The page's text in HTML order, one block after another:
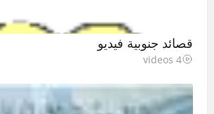
قصائد جنوبية فيديو
4 videos